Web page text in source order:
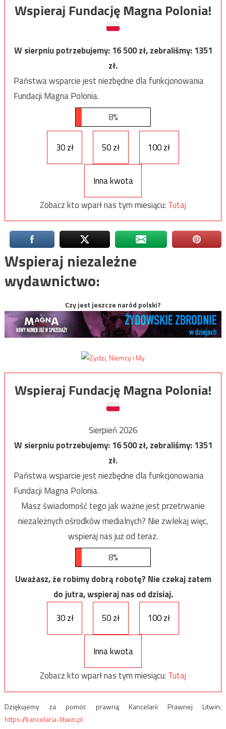
Wspieraj Fundację Magna Polonia!
W sierpniu potrzebujemy:16 500zł, zebraliśmy:1351
zł.
Państwa wsparcie jest niezbędne dla funkcjonowania
Fundacji Magna Polonia.
8%
30 zł 50 zł 100 zł
Inna kwota
Zobacz kto wparł nas tym miesiącu: Tutaj
Wspieraj niezależne
wydawnictwo:
Czy jest jeszcze naród polski?
Wspieraj Fundację Magna Polonia!
Sierpień 2026
W sierpniu potrzebujemy:16 500zł, zebraliśmy:1351
zł.
Państwa wsparcie jest niezbędne dla funkcjonowania
Fundacji Magna Polonia.
Masz świadomość tego jak ważne jest przetrwanie
niezależnych ośrodków medialnych? Nie zwlekaj więc,
wspieraj nas już od teraz.
8%
Uważasz, że robimy dobrą robotę? Nie czekaj zatem
do jutra, wspieraj nas od dzisiaj.
30 zł
50 zł 100 zł
Inna kwota
Zobacz kto wparł nas tym miesiącu: Tutaj
Dziękujemy za pomoc prawną Kancelarii Prawnej Litwin:
https://kancelaria-litwin.pl